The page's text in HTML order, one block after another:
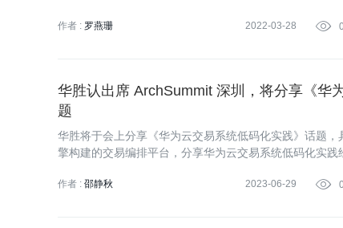
作者 : 罗燕珊 2022-03-28 
华胜认出席 ArchSummit 深圳，将分享《华
题
华胜将于会上分享《华为云交易系统低码化实践》话题，
擎构建的交易编排平台，分享华为云交易系统低码化实践
作者 : 邵静秋 2023-06-29 